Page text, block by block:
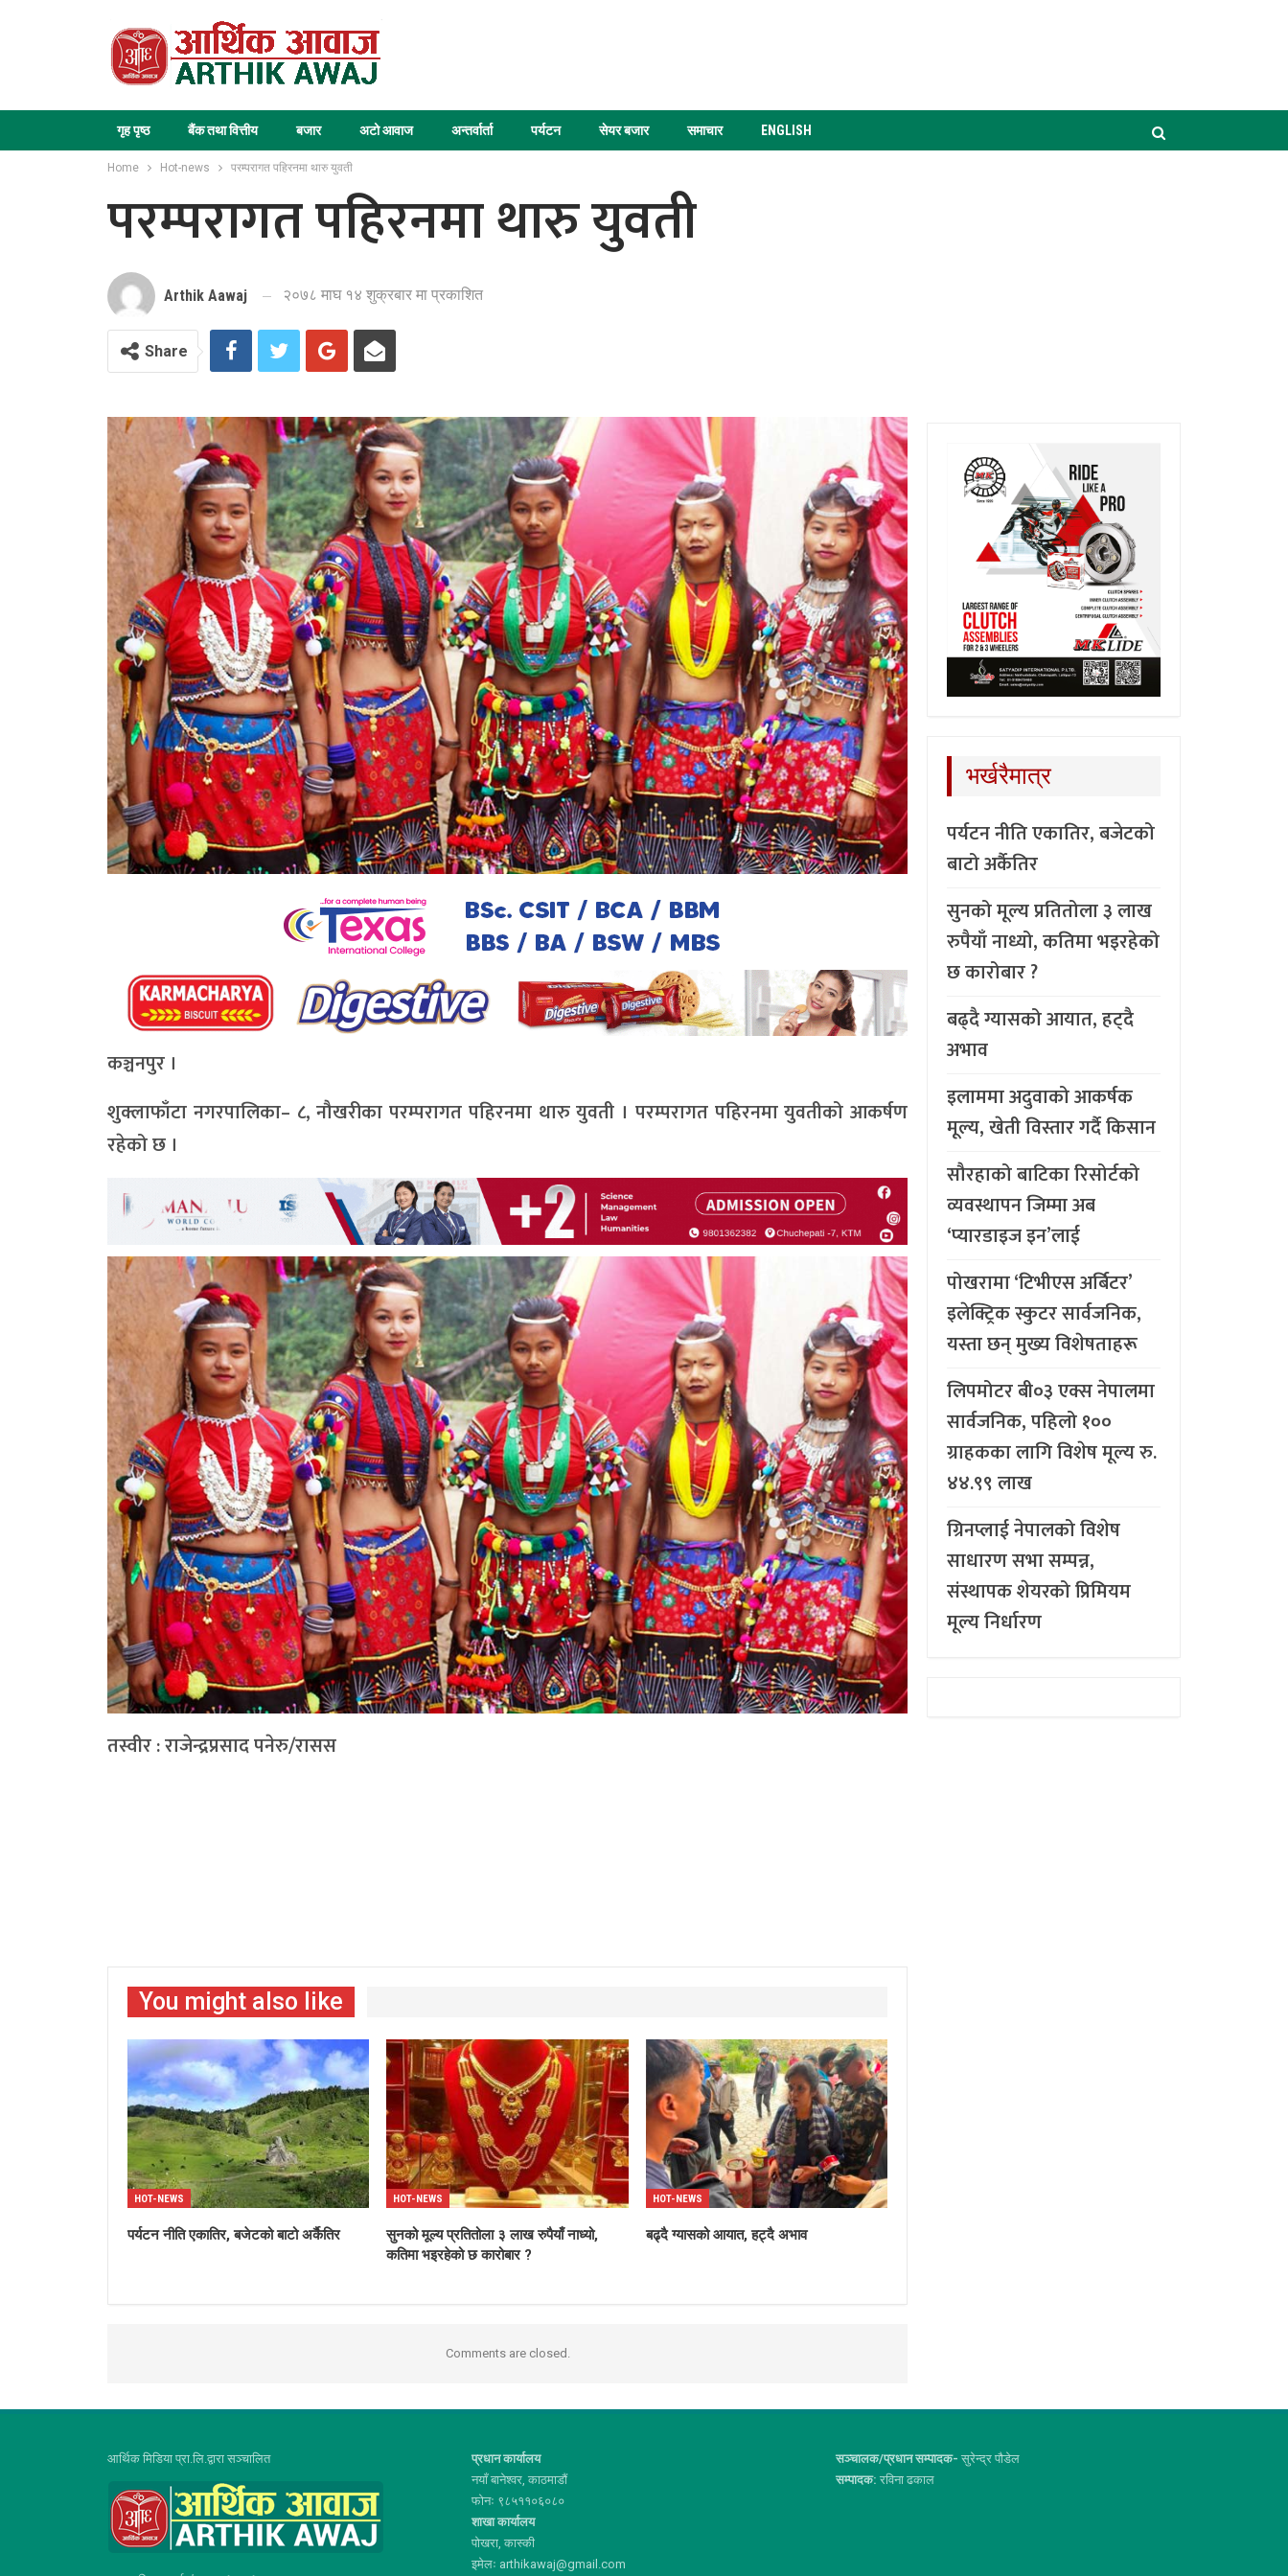
गृह पृष्ठ बैंक तथा वित्तीय बजार अटो आवाज अन्तर्वार्ता पर्यटन सेयर बजार समाचार ENGLISH
Home Hot-news परम्परागत पहिरनमा थारु युवती
परम्परागत पहिरनमा थारु युवती
Arthik Aawaj २०७८ माघ १४ शुक्रबार मा प्रकाशित
Share
कञ्चनपुर ।
शुक्लाफाँटा नगरपालिका– ८, नौखरीका परम्परागत पहिरनमा थारु युवती । परम्परागत पहिरनमा युवतीको आकर्षण
रहेको छ ।
तस्वीर : राजेन्द्रप्रसाद पनेरु/रासस
You might also like
HOT-NEWS
पर्यटन नीति एकातिर, बजेटको बाटो अर्कैतिर
HOT-NEWS
सुनको मूल्य प्रतितोला ३ लाख रुपैयाँ नाध्यो,
कतिमा भइरहेको छ कारोबार ?
HOT-NEWS
बढ्दै ग्यासको आयात, हट्दै अभाव
Comments are closed.
भर्खरैमात्र
पर्यटन नीति एकातिर, बजेटको
बाटो अर्कैतिर
सुनको मूल्य प्रतितोला ३ लाख
रुपैयाँ नाध्यो, कतिमा भइरहेको
छ कारोबार ?
बढ्दै ग्यासको आयात, हट्दै
अभाव
इलाममा अदुवाको आकर्षक
मूल्य, खेती विस्तार गर्दै किसान
सौरहाको बाटिका रिसोर्टको
व्यवस्थापन जिम्मा अब
‘प्यारडाइज इन’लाई
पोखरामा ‘टिभीएस अर्बिटर’
इलेक्ट्रिक स्कुटर सार्वजनिक,
यस्ता छन् मुख्य विशेषताहरू
लिपमोटर बी०३ एक्स नेपालमा
सार्वजनिक, पहिलो १००
ग्राहकका लागि विशेष मूल्य रु.
४४.९९ लाख
ग्रिनप्लाई नेपालको विशेष
साधारण सभा सम्पन्न,
संस्थापक शेयरको प्रिमियम
मूल्य निर्धारण
आर्थिक मिडिया प्रा.लि.द्वारा सञ्चालित
प्रधान कार्यालय
नयाँ बानेश्वर, काठमाडौं
फोनः ९८५११०६०८०
शाखा कार्यालय
पोखरा, कास्की
इमेलः arthikawaj@gmail.com
सञ्चालक/प्रधान सम्पादक- सुरेन्द्र पौडेल
सम्पादक: रविना ढकाल